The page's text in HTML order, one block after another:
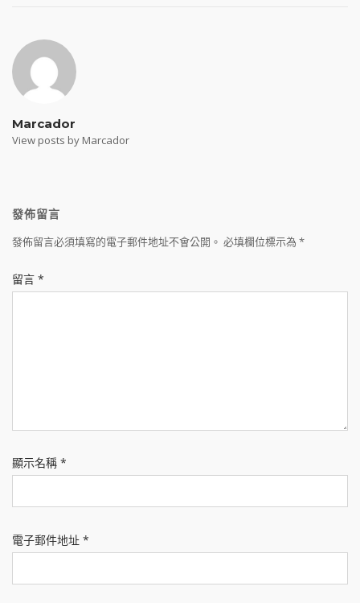
Marcador
View posts by Marcador
發佈留言
發佈留言必須填寫的電子郵件地址不會公開。 必填欄位標示為 *
留言 *
顯示名稱 *
電子郵件地址 *